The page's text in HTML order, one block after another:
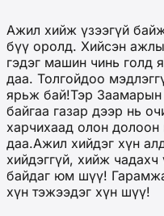
Ажил хийж үзээгүй
бүү оролд. Хийсэн
гэдэг машин чинь голд
даа. Толгойдоо
ярьж бай!Тэр
байгаа газар дээр нь
харчихаад олон
даа.Ажил хийдэг хүн
хийдэггүй, хийж
байдаг юм шүү!
хүн тэжээдэг хүн шүү!